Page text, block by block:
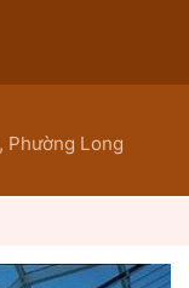
Phường Long